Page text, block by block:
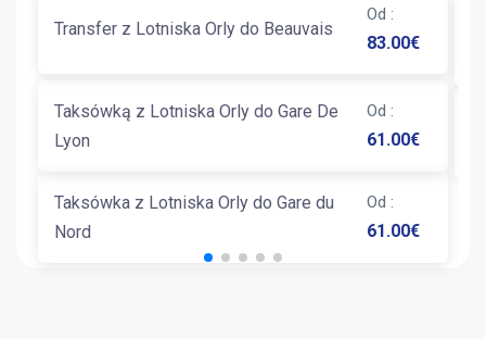
Transfer z Lotniska Orly do Beauvais
Od :
83.00€
Taksówką z Lotniska Orly do Gare De
Lyon
Od :
61.00€
Taksówka z Lotniska Orly do Gare du
Nord
Od :
61.00€